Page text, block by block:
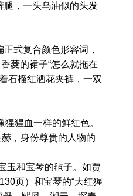
腿，一头乌油似的头发
式复合颜色形容词，
菱的裙子“怎么就拖在
石榴红洒花夹裤，一双
猩血一样的鲜红色。
，身份尊贵的人物的
玉和宝琴的毡子。如贾
页）和宝琴的“大红猩